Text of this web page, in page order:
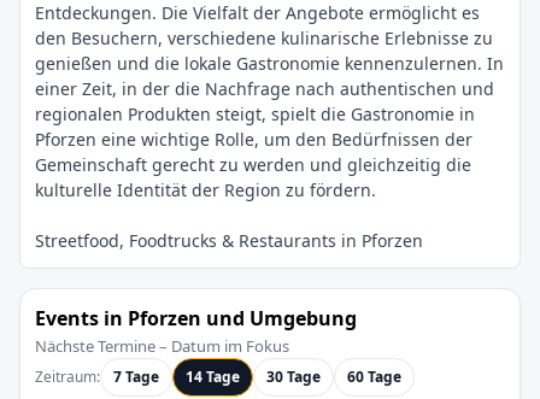
Entdeckungen. Die Vielfalt der Angebote ermöglicht es
den Besuchern, verschiedene kulinarische Erlebnisse zu
genießen und die lokale Gastronomie kennenzulernen. In
einer Zeit, in der die Nachfrage nach authentischen und
regionalen Produkten steigt, spielt die Gastronomie in
Pforzen eine wichtige Rolle, um den Bedürfnissen der
Gemeinschaft gerecht zu werden und gleichzeitig die
Events in Pforzen und Umgebung
Nächste Termine – Datum im Fokus
Zeitraum: 7 Tage 14 Tage 30 Tage 60 Tage